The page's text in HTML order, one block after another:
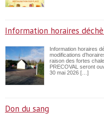
Information horaires
Information horaires
modifications
raison des fortes
PRECOVAL seront
30 mai 2026 […]
Don du sang